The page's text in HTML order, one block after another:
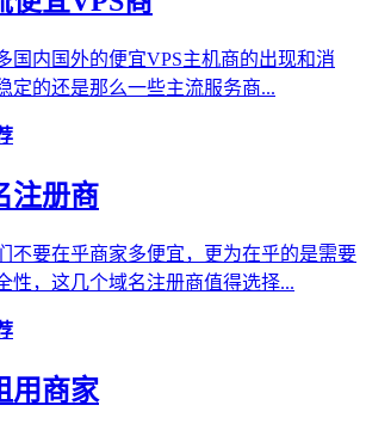
国内国外的便宜VPS主机商的出现和消
定的还是那么一些主流服务商...
注册商
不要在乎商家多便宜，更为在乎的是需要
性，这几个域名注册商值得选择...
用商家